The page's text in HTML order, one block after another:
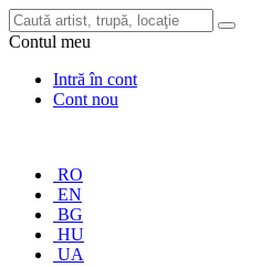
Contul meu
Intră în cont
Cont nou
RO
EN
BG
HU
UA